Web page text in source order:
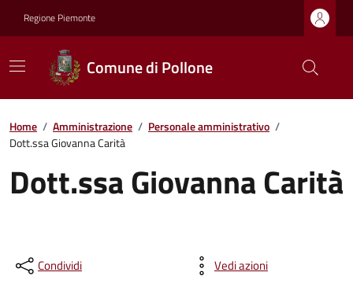
Regione Piemonte
Comune di Pollone
Home / Amministrazione / Personale amministrativo /
Dott.ssa Giovanna Carità
Dott.ssa Giovanna Carità
Condividi Vedi azioni